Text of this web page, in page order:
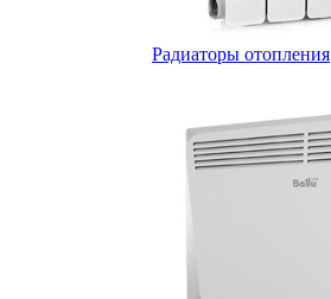
Радиаторы отопления